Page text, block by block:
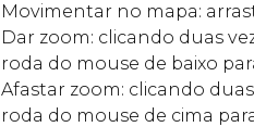
Movimentar no mapa:
Dar zoom: clicando duas
roda do mouse de baixo
Afastar zoom: clicando
roda do mouse de cima